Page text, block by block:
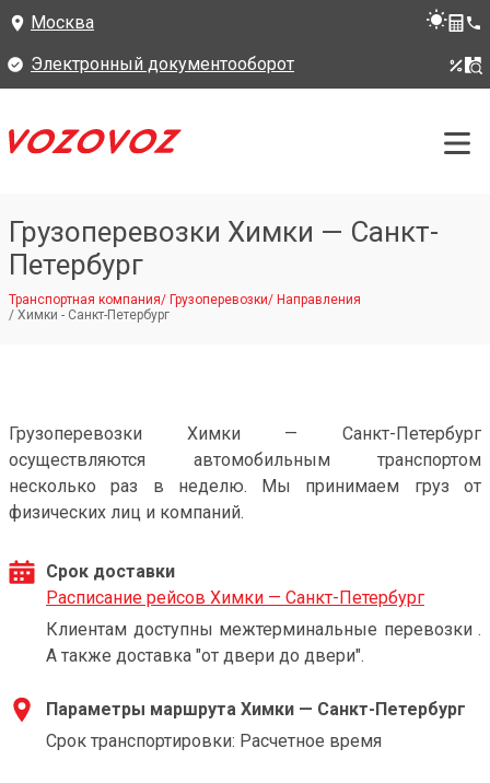
Москва
Электронный документооборот
Грузоперевозки Химки — Санкт-
Петербург
Транспортная компания/ Грузоперевозки/ Направления
/ Химки - Санкт-Петербург
Грузоперевозки Химки — Санкт-Петербург
осуществляются автомобильным транспортом
несколько раз в неделю. Мы принимаем груз от
физических лиц и компаний.
Срок доставки
Расписание рейсов Химки — Санкт-Петербург
Клиентам доступны межтерминальные перевозки .
А также доставка "от двери до двери".
Параметры маршрута Химки — Санкт-Петербург
Срок транспортировки: Расчетное время